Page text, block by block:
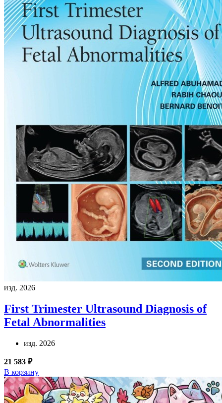
изд. 2026
First Trimester Ultrasound Diagnosis of
Fetal Abnormalities
изд. 2026
21 583 ₽
В корзину